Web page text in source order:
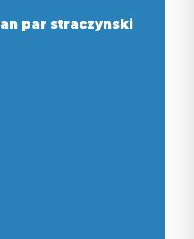
par straczynski